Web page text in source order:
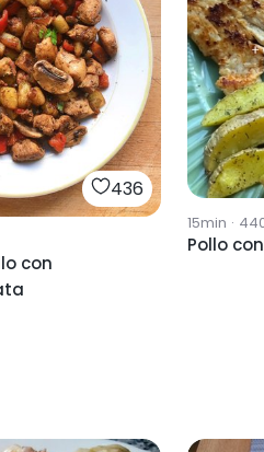
436
con
15min ·
Pollo